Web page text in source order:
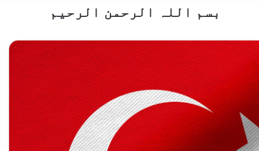
بسم اللہ الرحمن الرحیم